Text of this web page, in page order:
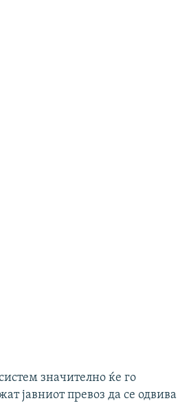
значително ќе го
јавниот превоз да се одвива